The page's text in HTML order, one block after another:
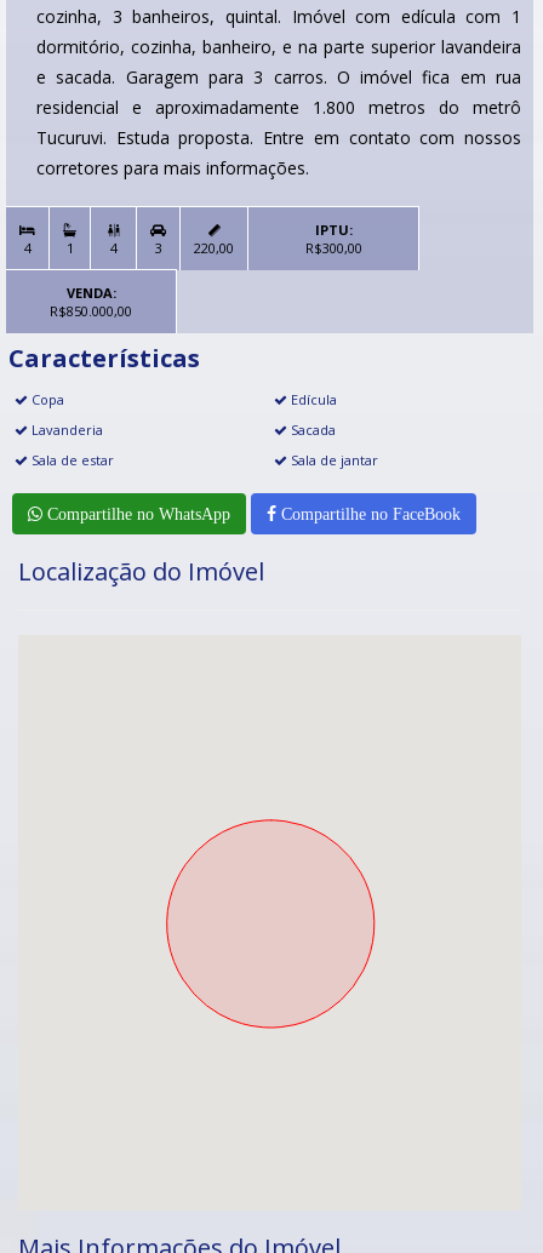
cozinha, 3 banheiros, quintal. Imóvel com edícula com 1
dormitório, cozinha, banheiro, e na parte superior lavandeira
e sacada. Garagem para 3 carros. O imóvel fica em rua
residencial e aproximadamente 1.800 metros do metrô
Tucuruvi. Estuda proposta. Entre em contato com nossos
corretores para mais informações.
4 1

4 3

220,00
IPTU:
R$300,00
VENDA:
R$850.000,00
Características
Copa
Edícula
Lavanderia
Sacada
Sala de estar
Sala de jantar
Compartilhe no WhatsApp Compartilhe no FaceBook
Localização do Imóvel